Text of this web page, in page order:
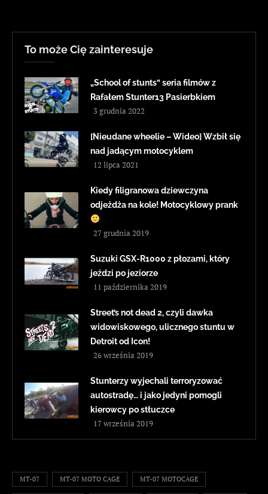
To może Cię zainteresuje
„School of stunts” seria filmów z
Rafałem Stunter13 Pasierbkiem
3 grudnia 2022
[Nieudane wheelie – Wideo] Wzbił się
nad jadącym motocyklem
12 lipca 2021
Kiedy filigranowa dziewczyna
odjeżdża na kole! Motocyklowy prank
27 grudnia 2019
Suzuki GSX-R1000 z płozami, który
jeździ po jeziorze
11 października 2019
Street’s not dead 2, czyli dawka
widowiskowego, ulicznego stuntu w
Detroit od Icon!
26 września 2019
Stunterzy wyjechali terroryzować
autostradę… i jako jedyni pomogli
kierowcy po stłuczce
17 września 2019
MT-07 MT-07 MOTO CAGE MT-07 MOTOCAGE